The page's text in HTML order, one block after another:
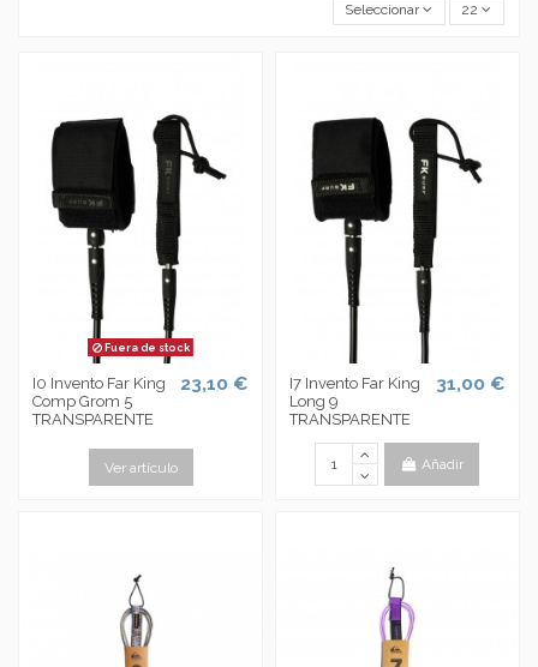
Seleccionar 22
Fuera de stock
I0 Invento Far King
Comp Grom 5
TRANSPARENTE
23,10 €
Ver artículo
I7 Invento Far King
Long 9
TRANSPARENTE
31,00 €
Añadir